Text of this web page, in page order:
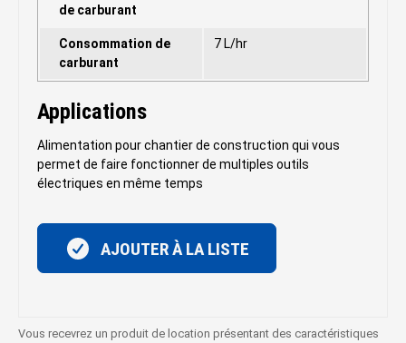
de carburant
Consommation de
carburant
7 L/hr
Applications
Alimentation pour chantier de construction qui vous
permet de faire fonctionner de multiples outils
électriques en même temps
AJOUTER À LA LISTE
Vous recevrez un produit de location présentant des caractéristiques